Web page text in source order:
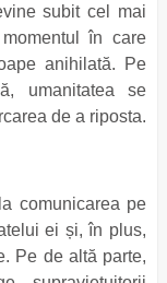
subit cel mai
în care
anihilată. Pe
umanitatea se
de a riposta.
comunicarea pe
ei și, în plus,
Pe de altă parte,